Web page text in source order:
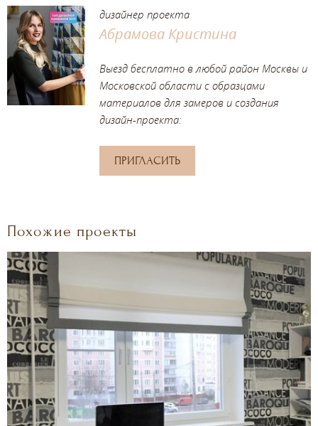
дизайнер проекта
Абрамова Кристина
Выезд бесплатно в любой район Москвы и
Московской области с образцами
материалов для замеров и создания
дизайн-проекта:
ПРИГЛАСИТЬ
Похожие проекты